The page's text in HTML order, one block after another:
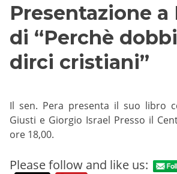
Presentazione a
di “Perchè
dirci cristiani”
Il sen. Pera presenta il suo libro
Giusti e Giorgio Israel Presso il
ore 18,00.
Please follow and like us: